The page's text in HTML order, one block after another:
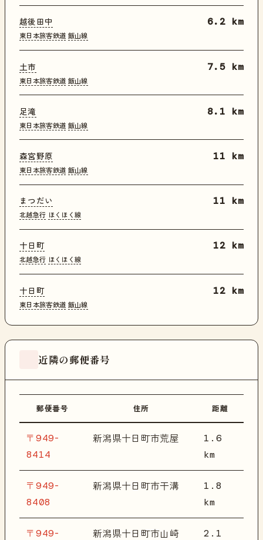
越後田中
東日本旅客鉄道 飯山線
6.2 km
土市
東日本旅客鉄道 飯山線
7.5 km
足滝
東日本旅客鉄道 飯山線
8.1 km
森宮野原
東日本旅客鉄道 飯山線
11 km
まつだい
北越急行 ほくほく線
11 km
十日町
北越急行 ほくほく線
12 km
十日町
東日本旅客鉄道 飯山線
12 km
近隣の郵便番号
郵便番号 住所 距離
〒949-
8414
新潟県十日町市荒屋
1.6
km
〒949-
8408
新潟県十日町市干溝
1.8
km
〒949- 新潟県十日町市山崎 2.1